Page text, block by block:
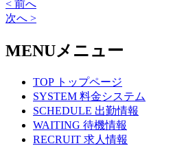
< 前へ
次へ >
MENUメニュー
TOP トップページ
SYSTEM 料金システム
SCHEDULE 出勤情報
WAITING 待機情報
RECRUIT 求人情報